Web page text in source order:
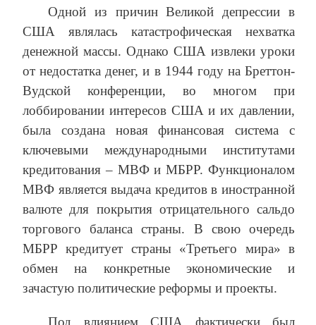
Одной из причин Великой депрессии в
США являлась катастрофическая нехватка
денежной массы. Однако США извлеки уроки
от недостатка денег, и в 1944 году на Бреттон-
Вудской конференции, во многом при
лоббировании интересов США и их давлении,
была создана новая финансовая система с
ключевыми международными институтами
кредитования – МВФ и МБРР. Функционалом
МВФ является выдача кредитов в иностранной
валюте для покрытия отрицательного сальдо
торгового баланса страны. В свою очередь
МБРР кредитует страны «Третьего мира» в
обмен на конкретные экономические и
зачастую политические реформы и проекты.